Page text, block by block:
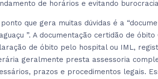
de horários e evitando
que gera muitas dúvidas é a
”. A documentação certidão de
de óbito pelo hospital ou IML,
geralmente presta assessoria
prazos e procedimentos legais.